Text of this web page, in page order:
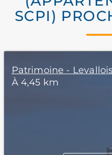
SCPI)
Patrimoine -
À 4,45 km